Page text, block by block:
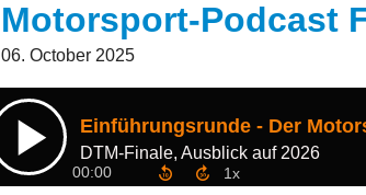
Motorsport-Podcast
06. October 2025
DTM-Finale, Ausblick auf 2026
00:00